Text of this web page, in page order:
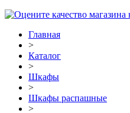
Главная
>
Каталог
>
Шкафы
>
Шкафы распашные
>